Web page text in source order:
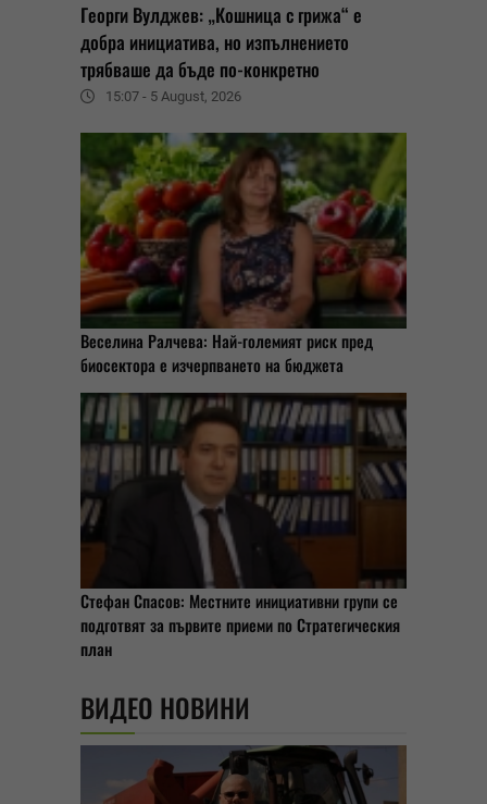
Георги Вулджев: „Кошница с грижа“ е
добра инициатива, но изпълнението
трябваше да бъде по-конкретно
15:07 - 5 August, 2026
Веселина Ралчева: Най-големият риск пред
биосектора е изчерпването на бюджета
Стефан Спасов: Местните инициативни групи се
подготвят за първите приеми по Стратегическия
план
ВИДЕО НОВИНИ